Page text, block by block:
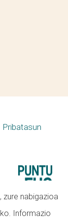
Pribatasun
zure nabigazioa
Informazio